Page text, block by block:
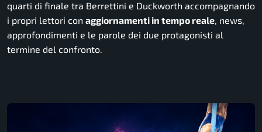
quarti di finale tra Berrettini e Duckworth accompagnando
i propri lettori con aggiornamenti in tempo reale, news,
approfondimenti e le parole dei due protagonisti al
termine del confronto.